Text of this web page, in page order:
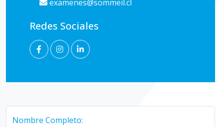
examenes@sommeil.cl
Redes Sociales
Nombre Completo: